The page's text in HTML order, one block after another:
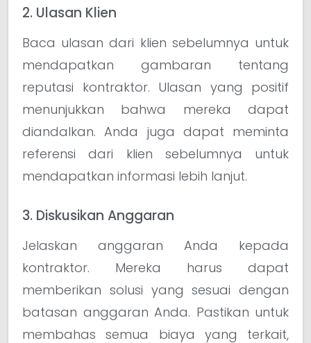
2. Ulasan Klien
Baca ulasan dari klien sebelumnya untuk
mendapatkan gambaran tentang
reputasi kontraktor. Ulasan yang positif
menunjukkan bahwa mereka dapat
diandalkan. Anda juga dapat meminta
referensi dari klien sebelumnya untuk
mendapatkan informasi lebih lanjut.
3. Diskusikan Anggaran
Jelaskan anggaran Anda kepada
kontraktor. Mereka harus dapat
memberikan solusi yang sesuai dengan
batasan anggaran Anda. Pastikan untuk
membahas semua biaya yang terkait,